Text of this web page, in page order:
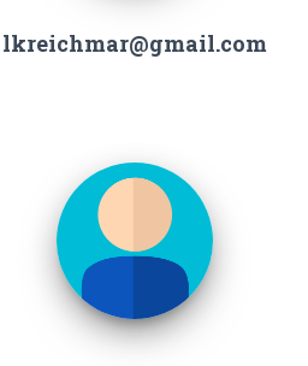
lkreichmar@gmail.com